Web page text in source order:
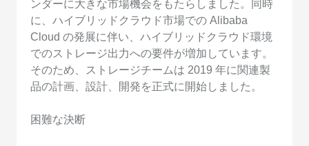
ンダーに大きな市場機会をもたらしました。同時
に、ハイブリッドクラウド市場での Alibaba
Cloud の発展に伴い、ハイブリッドクラウド環境
でのストレージ出力への要件が増加しています。
そのため、ストレージチームは 2019 年に関連製
品の計画、設計、開発を正式に開始しました。
困難な決断